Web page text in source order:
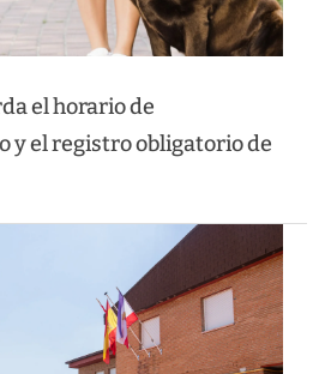
el horario de
y el registro obligatorio de